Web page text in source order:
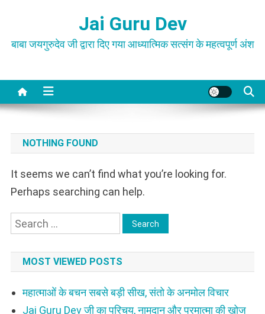
content
Jai Guru Dev
बाबा जयगुरुदेव जी द्वारा दिए गया आध्यात्मिक सत्संग के महत्वपूर्ण अंश
NOTHING FOUND
It seems we can’t find what you’re looking for.
Perhaps searching can help.
Search
MOST VIEWED POSTS
महात्माओं के बचन सबसे बड़ी सीख, संतो के अनमोल विचार
Jai Guru Dev जी का परिचय, नामदान और परमात्मा की खोज